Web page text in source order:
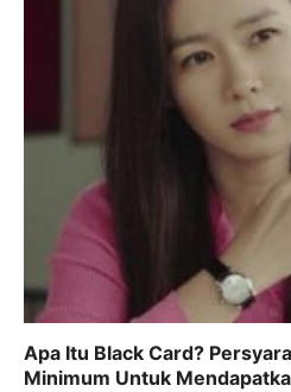
Apa Itu Black Card?
Minimum Untuk